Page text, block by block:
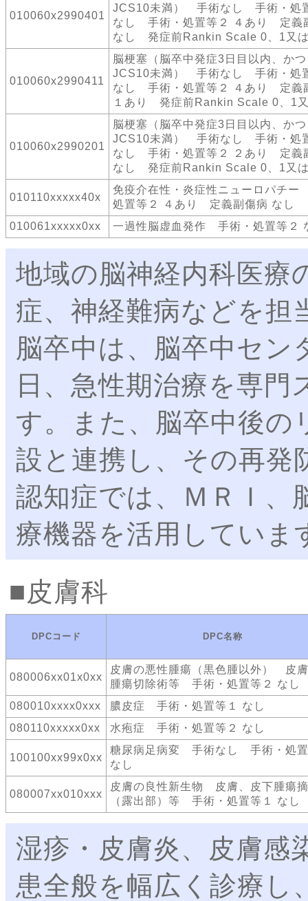
010060x2990401
JCS10未満） 手術なし 手術・処
なし 手術・処置等２ ４あり 定義
なし 発症前Rankin Scale 0、1又
010060x2990411
脳梗塞（脳卒中発症3日目以内、か
JCS10未満） 手術なし 手術・処
なし 手術・処置等２ ４あり 定義
１あり 発症前Rankin Scale 0、1
010060x2990201
脳梗塞（脳卒中発症3日目以内、か
JCS10未満） 手術なし 手術・処
なし 手術・処置等２ ２あり 定義
なし 発症前Rankin Scale 0、1又
010110xxxxx40x
免疫介在性・炎症性ニューロパチ
処置等２ ４あり 定義副傷病 なし
010061xxxxx0xx
一過性脳虚血発作 手術・処置等２
地域の脳神経内科医療
症、神経難病などを担
脳卒中は、脳卒中セン
日、急性期治療を専
す。また、脳卒中後の
設と連携し、その再発
認知症では、ＭＲＩ、
療機器を活用していま
皮膚科
DPCコード DPC名称
080006xx01x0xx
皮膚の悪性腫瘍（黒色腫以外） 皮
腫瘍切除術等 手術・処置等２ なし
080010xxxx0xxx
膿皮症 手術・処置等１ なし
080110xxxxx0xx
水疱症 手術・処置等２ なし
100100xx99x0xx
糖尿病足病変 手術なし 手術・処
なし
080007xx010xxx
皮膚の良性新生物 皮膚、皮下腫瘍
（露出部）等 手術・処置等１ なし
湿疹・皮膚炎、皮膚感
患全般を幅広く診療し